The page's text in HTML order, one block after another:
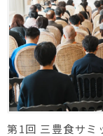
第1回 三豊食サミ